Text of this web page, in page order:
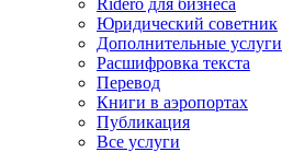
Rideró для бизнеса
Юридический советник
Дополнительные услуги
Расшифровка текста
Перевод
Книги в аэропортах
Публикация
Все услуги